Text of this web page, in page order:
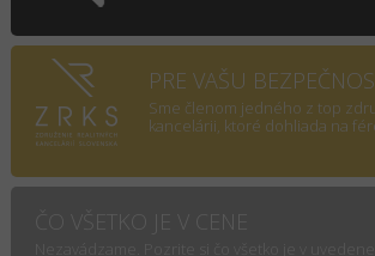
PRE VAŠU
Sme členom jedného z top
kancelárii, ktoré dohliada na
ČO VŠETKO JE V CENE